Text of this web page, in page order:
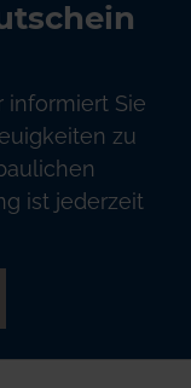
informiert Sie
zu
ist jederzeit